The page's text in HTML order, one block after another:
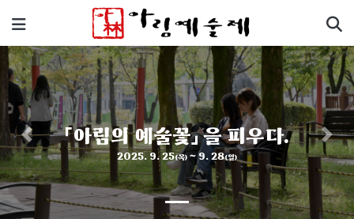
메뉴
「아림의 예술꽃」 을 피우다.
2025. 9. 25(목) ~ 9. 28(일)
Previous Next